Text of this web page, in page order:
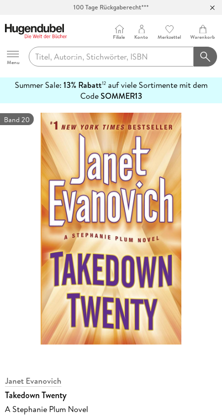
Abholung in über 100 Filialen
Hugendubel
Menu
Filiale Konto Merkzettel Warenkorb
Summer Sale: 13% Rabatt12auf viele Sortimente mit dem
CodeSOMMER13
erfahren
Band 20
Janet Evanovich
Takedown Twenty
A Stephanie Plum Novel